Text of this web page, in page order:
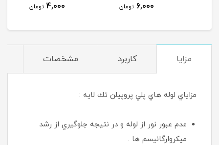
6,000 تومان 4,000 تومان
مزایا کاربرد مشخصات
مزاياي لوله هاي پلي پروپيلن تك لايه :
عدم عبور نور از لوله و در نتيجه جلوگيري از رشد
ميكروارگانيسم ها .